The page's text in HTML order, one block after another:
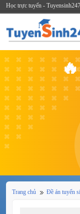
Học trực tuyến -
Trang chủ Đề án tuyển